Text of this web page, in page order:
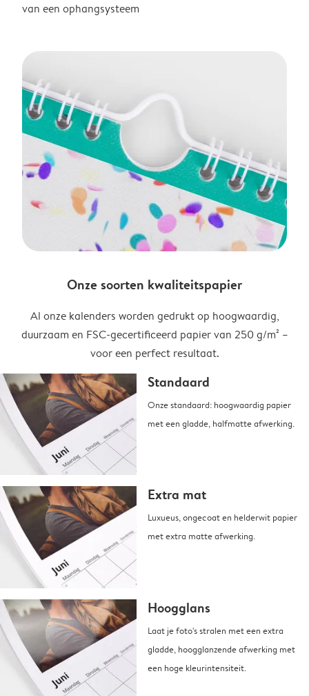
van een ophangsysteem
Onze soorten kwaliteitspapier
Al onze kalenders worden gedrukt op hoogwaardig,
duurzaam en FSC-gecertificeerd papier van 250 g/m² –
voor een perfect resultaat.
Standaard
Onze standaard: hoogwaardig papier
met een gladde, halfmatte afwerking.
Extra mat
Luxueus, ongecoat en helderwit papier
met extra matte afwerking.
Hoogglans
Laat je foto's stralen met een extra
gladde, hoogglanzende afwerking met
een hoge kleurintensiteit.